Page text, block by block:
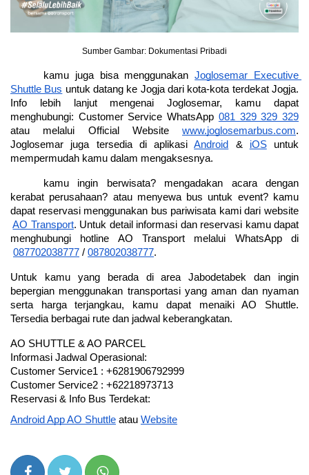
Sumber Gambar: Dokumentasi Pribadi
kamu juga bisa menggunakan Joglosemar Executive
Shuttle Bus untuk datang ke Jogja dari kota-kota terdekat Jogja.
Info lebih lanjut mengenai Joglosemar, kamu dapat
menghubungi: Customer Service WhatsApp 081 329 329 329
atau melalui Official Website
www.joglosemarbus.com.
Joglosemar juga tersedia di aplikasi Android & iOS untuk
mempermudah kamu dalam mengaksesnya.
kamu ingin berwisata? mengadakan acara dengan
kerabat perusahaan? atau menyewa bus untuk event? kamu
dapat reservasi menggunakan bus pariwisata kami dari website
AO Transport. Untuk detail informasi dan reservasi kamu dapat
menghubungi hotline AO Transport melalui WhatsApp di
087702038777 / 087802038777.
Untuk kamu yang berada di area Jabodetabek dan ingin
bepergian menggunakan transportasi yang aman dan nyaman
serta harga terjangkau, kamu dapat menaiki AO Shuttle.
Tersedia berbagai rute dan jadwal keberangkatan.
AO SHUTTLE & AO PARCEL
Informasi Jadwal Operasional:
Customer Service1 : +6281906792999
Customer Service2 : +62218973713
Reservasi & Info Bus Terdekat:
Android App AO Shuttle atau Website